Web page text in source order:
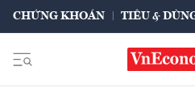
CHỨNG KHOÁN TIÊU &